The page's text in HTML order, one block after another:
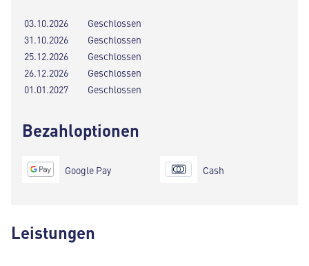
03.10.2026
Geschlossen
31.10.2026
Geschlossen
25.12.2026
Geschlossen
26.12.2026
Geschlossen
01.01.2027
Geschlossen
Bezahloptionen
Google Pay Cash
Leistungen